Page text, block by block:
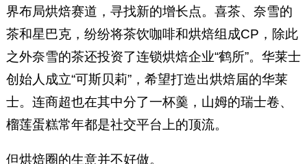
界布局烘焙赛道，寻找新的增长点。喜茶、奈雪的
茶和星巴克，纷纷将茶饮咖啡和烘焙组成CP，除此
之外奈雪的茶还投资了连锁烘焙企业“鹤所”。华莱士
创始人成立“可斯贝莉”，希望打造出烘焙届的华莱
士。连商超也在其中分了一杯羹，山姆的瑞士卷、
榴莲蛋糕常年都是社交平台上的顶流。
但烘焙圈的生意并不好做。